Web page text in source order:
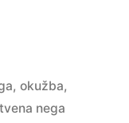
, okužba,
nega